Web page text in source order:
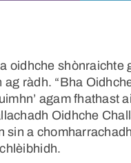
oidhche shònraichte
ràdh. “Bha
agam fhathast
Oidhche
sin a